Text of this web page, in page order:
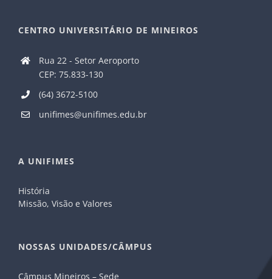
CENTRO UNIVERSITÁRIO DE MINEIROS
Rua 22 - Setor Aeroporto
CEP: 75.833-130
(64) 3672-5100
unifimes@unifimes.edu.br
A UNIFIMES
História
Missão, Visão e Valores
NOSSAS UNIDADES/CÂMPUS
Câmpus Mineiros – Sede